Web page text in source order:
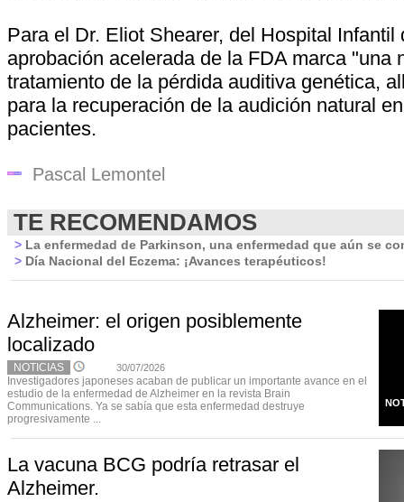
Para el Dr. Eliot Shearer, del Hospital Infantil
aprobación acelerada de la FDA marca "una
tratamiento de la pérdida auditiva genética,
para la recuperación de la audición natural
pacientes.
Pascal Lemontel
TE RECOMENDAMOS
> La enfermedad de Parkinson, una enfermedad que aún se
> Día Nacional del Eczema: ¡Avances terapéuticos!
Alzheimer: el origen posiblemente
localizado
NOTICIAS 30/07/2026
Investigadores japoneses acaban de publicar un importante avance en el
estudio de la enfermedad de Alzheimer en la revista Brain
Communications. Ya se sabía que esta enfermedad destruye
progresivamente ...
La vacuna BCG podría retrasar el
Alzheimer.